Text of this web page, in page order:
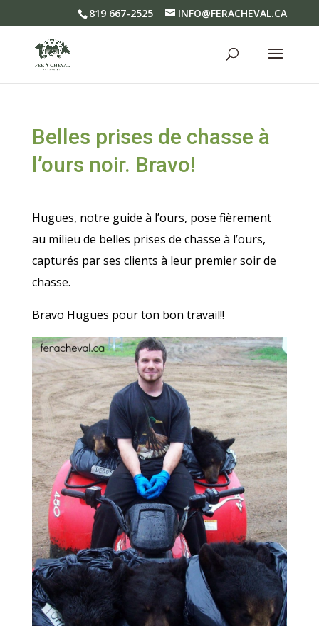
819 667-2525 INFO@FERACHEVAL.CA
Belles prises de chasse à
l’ours noir. Bravo!
Hugues, notre guide à l’ours, pose fièrement
au milieu de belles prises de chasse à l’ours,
capturés par ses clients à leur premier soir de
chasse.
Bravo Hugues pour ton bon travail!!